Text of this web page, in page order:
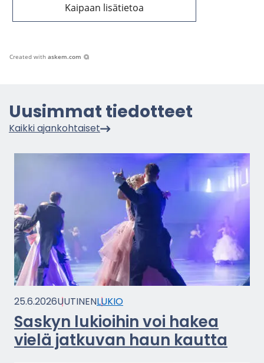
Kaipaan lisätietoa
Created with askem.com
Uusim­mat tie­dot­teet
Kaik­ki ajan­koh­tai­set
25.6.2026UU­TI­NENLUKIO
Sas­kyn lu­kioi­hin voi hakea
vielä jat­ku­van haun kaut­ta